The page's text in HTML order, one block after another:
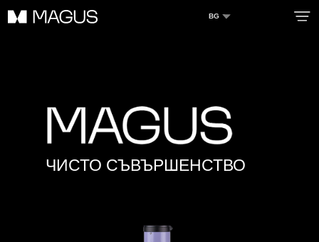
BG
КАТАЛОГ
ПРЕДИМСТВА
СЕРВИЗНО ОБСЛУЖВАНЕ
ЧИСТО СЪВЪРШЕНСТВО